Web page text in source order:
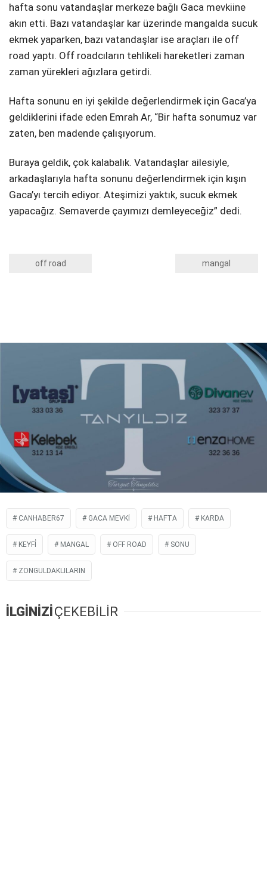
Instagram
hafta sonu vatandaşlar merkeze bağlı Gaca mevkiine
akın etti. Bazı vatandaşlar kar üzerinde mangalda sucuk
ekmek yaparken, bazı vatandaşlar ise araçları ile off
road yaptı. Off roadcıların tehlikeli hareketleri zaman
zaman yürekleri ağızlara getirdi.
Hafta sonunu en iyi şekilde değerlendirmek için Gaca’ya
geldiklerini ifade eden Emrah Ar, “Bir hafta sonumuz var
zaten, ben madende çalışıyorum.
Buraya geldik, çok kalabalık. Vatandaşlar ailesiyle,
arkadaşlarıyla hafta sonunu değerlendirmek için kışın
Gaca’yı tercih ediyor. Ateşimizi yaktık, sucuk ekmek
yapacağız. Semaverde çayımızı demleyeceğiz” dedi.
off road mangal
CANHABER67 GACA MEVKI HAFTA KARDA
KEYFİ MANGAL OFF ROAD SONU
ZONGULDAKLILARIN
İLGİNİZİÇEKEBİLİR